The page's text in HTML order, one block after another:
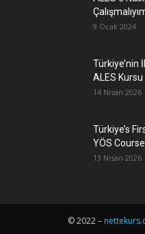
9 Ocak 2024
Türkiye’nin
ALES Kursu
14 Nisan 2026
Türkiye’s
YÖS Course
13 Nisan 2026
© 2022 –